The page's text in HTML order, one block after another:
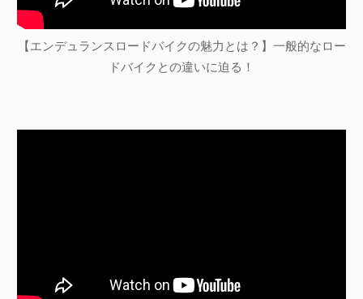
【エンデュランスロードバイクの魅力とは？】一般的なロー
ドバイクとの違いに迫る！